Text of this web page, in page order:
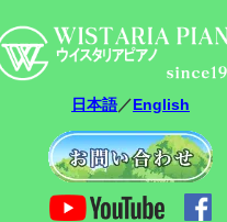
日本語／English